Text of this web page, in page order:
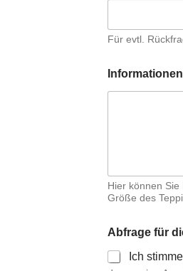
Für evtl.
Hier können
Größe des
Abfrage für
Ich